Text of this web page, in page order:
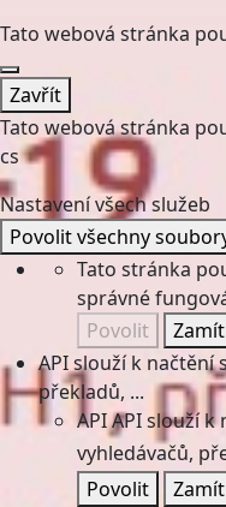
Tato webová stránka
Zavřít
Tato webová stránka
cs
Nastavení všech služeb
Povolit všechny
Tato stránka
správné
Povolit
API slouží k načtění
překladů, ...
APIAPI slouží k
vyhledávačů,
Povolit